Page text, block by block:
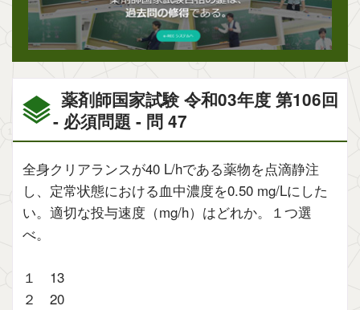
薬剤師国家試験 令和03年度 第106回
- 必須問題 - 問 47
全身クリアランスが40 L/hである薬物を点滴静注
し、定常状態における血中濃度を0.50 mg/Lにした
い。適切な投与速度（mg/h）はどれか。１つ選
べ。
１ 13
２ 20